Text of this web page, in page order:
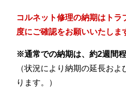
コルネット修理の納期はトラ
度にご確認をお願いいたしま
※通常での納期は、約2週間程
（状況により納期の延長お
ります。）